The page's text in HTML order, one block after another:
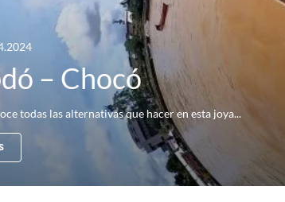
– Chocó
todas las alternativas que hacer en esta joya...